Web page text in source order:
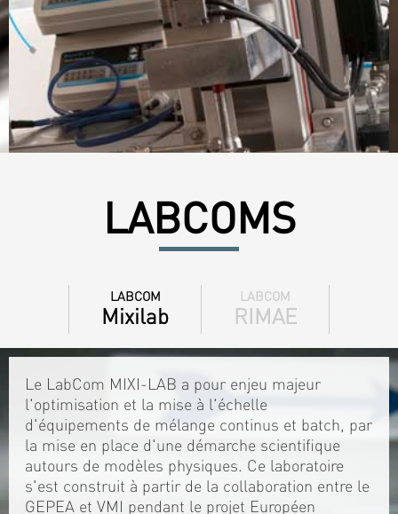
LABCOMS
LABCOM
Mixilab
LABCOM
RIMAE
Le LabCom MIXI-LAB a pour enjeu majeur
l'optimisation et la mise à l'échelle
d'équipements de mélange continus et batch, par
la mise en place d'une démarche scientifique
autours de modèles physiques. Ce laboratoire
s'est construit à partir de la collaboration entre le
GEPEA et VMI pendant le projet Européen